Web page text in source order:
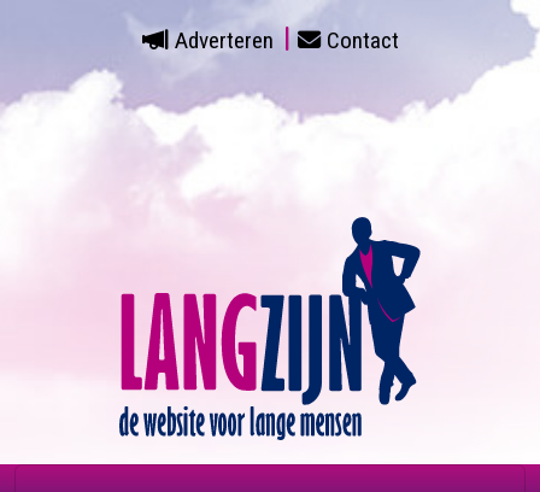
Adverteren Contact